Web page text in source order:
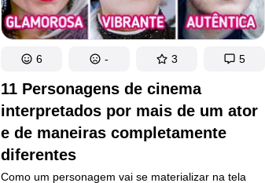
11 Personagens de cinema
interpretados por mais de um ator
e de maneiras completamente
diferentes
Como um personagem vai se materializar na tela
6 - 3 5